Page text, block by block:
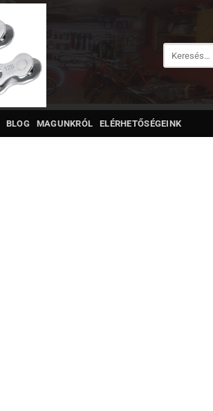
BLOG MAGUNKRÓL ELÉRHETŐSÉGEINK